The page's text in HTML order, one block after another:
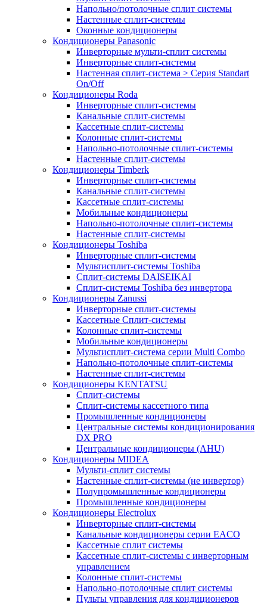
Напольно/потолочные сплит системы
Настенные сплит-системы
Оконные кондиционеры
Кондиционеры Panasonic
Инверторные мульти-сплит системы
Инверторные сплит-системы
Настенная сплит-система > Серия Standart
On/Off
Кондиционеры Roda
Инверторные сплит-системы
Канальные сплит-системы
Кассетные сплит-системы
Колонные сплит-системы
Напольно-потолочные сплит-системы
Настенные сплит-системы
Кондиционеры Timberk
Инверторные сплит-системы
Канальные сплит-системы
Кассетные сплит-системы
Мобильные кондиционеры
Напольно-потолочные сплит-системы
Настенные сплит-системы
Кондиционеры Toshiba
Инверторные сплит-системы
Мультисплит-системы Toshiba
Сплит-системы DAISEIKAI
Сплит-системы Toshiba без инвертора
Кондиционеры Zanussi
Инверторные сплит-системы
Кассетные Сплит-системы
Колонные сплит-системы
Мобильные кондиционеры
Мультисплит-система серии Multi Combo
Напольно-потолочные сплит-системы
Настенные сплит-системы
Кондиционеры KENTATSU
Сплит-системы
Сплит-системы кассетного типа
Промышленные кондиционеры
Центральные системы кондиционирования
DX PRO
Центральные кондиционеры (AHU)
Кондиционеры MIDEA
Мульти-сплит системы
Настенные сплит-системы (не инвертор)
Полупромышленные кондиционеры
Промышленные кондиционеры
Кондиционеры Electrolux
Инверторные сплит-системы
Канальные кондиционеры серии EACO
Кассетные сплит системы
Кассетные сплит-системы с инверторным
управлением
Колонные сплит-системы
Напольно-потолочные сплит системы
Пульты управления для кондиционеров